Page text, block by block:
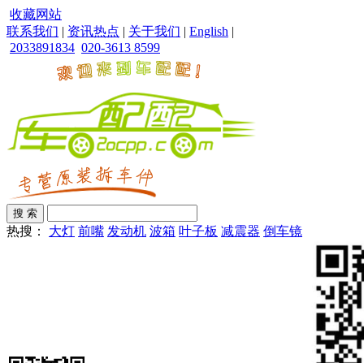
收藏网站
联系我们 | 资讯热点 | 关于我们 | English |
2033891834 020-3613 8599
热搜： 大灯 前嘴 发动机 波箱 叶子板 减震器 倒车镜